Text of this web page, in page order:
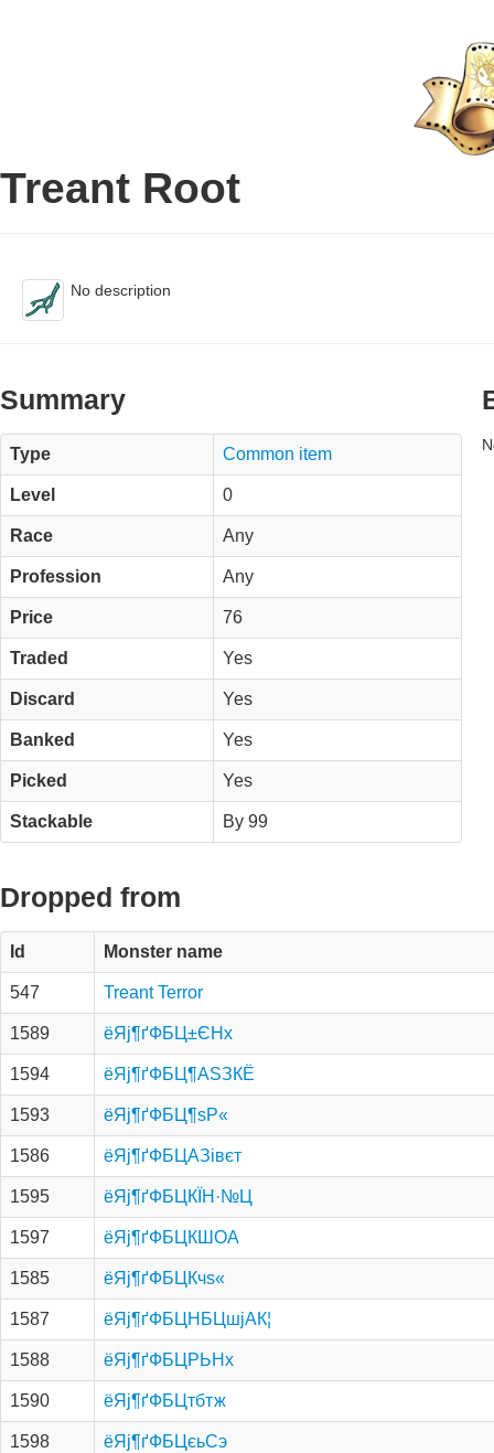
Treant Root
No description
Summary
Type Common item
Level 0
Race Any
Profession Any
Price 76
Traded Yes
Discard Yes
Banked Yes
Picked Yes
Stackable By 99
Dropped from
Id Monster name
547 Treant Terror
1589 ёЯј¶ґФБЦ±ЄНх
1594 ёЯј¶ґФБЦ¶АЅЗКЁ
1593 ёЯј¶ґФБЦ¶ѕР«
1586 ёЯј¶ґФБЦАЗівєт
1595 ёЯј¶ґФБЦКЇН·№Ц
1597 ёЯј¶ґФБЦКШОА
1585 ёЯј¶ґФБЦКчѕ«
1587 ёЯј¶ґФБЦНБЦшјАК¦
1588 ёЯј¶ґФБЦРЬНх
1590 ёЯј¶ґФБЦтбтж
1598 ёЯј¶ґФБЦєьСэ